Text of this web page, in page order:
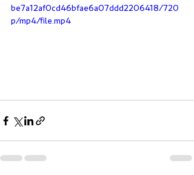
be7a12af0cd46bfae6a07ddd2206418/720
p/mp4/file.mp4